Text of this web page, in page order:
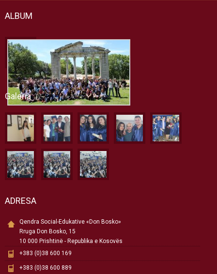
ALBUM
Galeria
ADRESA
Qendra Social-Edukative «Don Bosko»
Rruga Don Bosko, 15
10 000 Prishtinë - Republika e Kosovës
+383 (0)38 600 169
+383 (0)38 600 889